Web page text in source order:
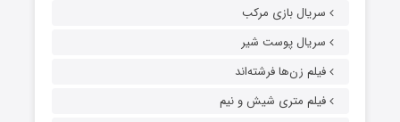
سریال بازی مرکب
سریال پوست شیر
فیلم زن‌ها فرشته‌اند
فیلم متری شیش و نیم